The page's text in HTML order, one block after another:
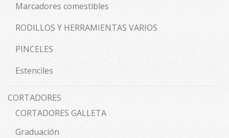
Marcadores comestibles
RODILLOS Y HERRAMIENTAS VARIOS
PINCELES
Estenciles
CORTADORES
CORTADORES GALLETA
Graduación